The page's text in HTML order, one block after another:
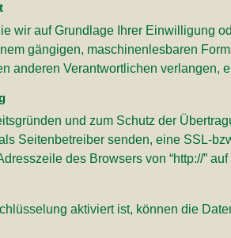
wir auf Grundlage Ihrer Einwilligung
gängigen, maschinenlesbaren
anderen Verantwortlichen verlangen,
und zum Schutz der
Seitenbetreiber senden, eine SSL-
des Browsers von “http://”
aktiviert ist, können die